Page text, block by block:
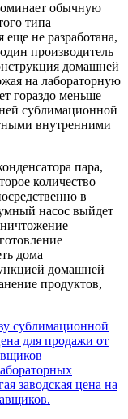
обычную
типа
не разработана,
производитель
домашней
на лабораторную
гораздо меньше
сублимационной
внутренними
пара,
количество
в
насос выйдет
дома
домашней
продуктов,
сублимационной
для продажи от
заводская цена на